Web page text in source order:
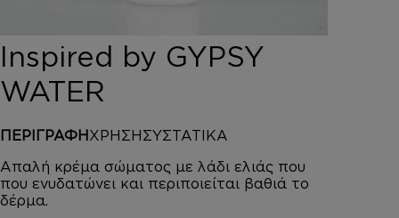
HOROMIA
SPECIAL OFFERS
ΚΑΛΑΘΙ
Inspired by GYPSY
WATER
ΠΕΡΙΓΡΑΦΗ ΧΡΗΣΗ ΣΥΣΤΑΤΙΚΑ
Απαλή κρέμα σώματος με λάδι ελιάς που
που ενυδατώνει και περιποιείται βαθιά το
δέρμα.